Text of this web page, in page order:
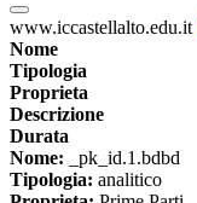
www.iccastellalto.edu.it
Nome
Tipologia
Proprieta
Descrizione
Durata
Nome: _pk_id.1.bdbd
Tipologia: analitico